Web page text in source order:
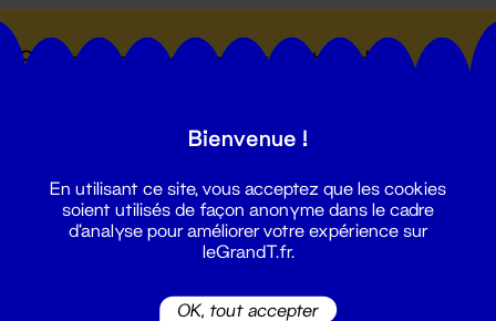
Suivez toutes les actualités du
Bienvenue !
En utilisant ce site, vous acceptez que les cookies
soient utilisés de façon anonyme dans le cadre
d'analyse pour améliorer votre expérience sur
leGrandT.fr.
OK, tout accepter